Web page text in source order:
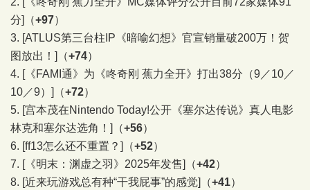
分]
（+97）
3. [ATLUS第三台柱IP《暗喻幻想》官宣销量破200万！贺
图放出！]
（+74）
4. [《FAMI通》为《咚奇刚 蕉力全开》打出38分（9／10／
10／9）]
（+72）
5. [宫本茂在Nintendo Today!公开《塞尔达传说》真人电影
林克和塞尔达选角！]
（+56）
6. [ff13怎么还不重置？] （+52）
7. [《明末：渊虚之羽》2025年发售] （+42）
8. [近来玩游戏总有种“干我屁事”的感觉] （+41）